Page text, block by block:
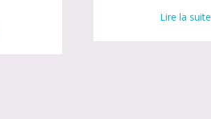
Lire la suite